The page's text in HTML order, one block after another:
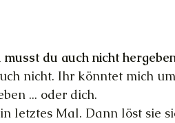
du auch nicht
nicht. Ihr könntet mich
... oder dich.
letztes Mal. Dann löst sie